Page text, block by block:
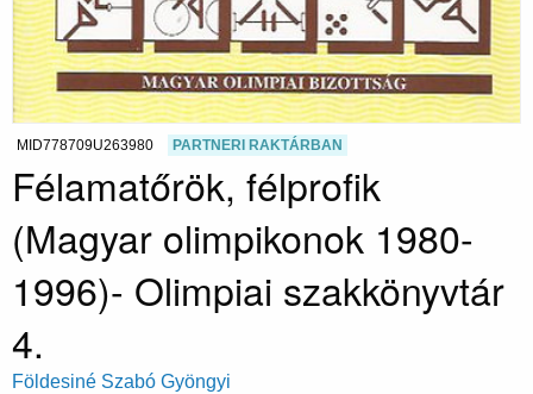
MID778709U263980 PARTNERI RAKTÁRBAN
Félamatőrök, félprofik
(Magyar olimpikonok 1980-
1996)- Olimpiai szakkönyvtár
4.
Földesiné Szabó Gyöngyi